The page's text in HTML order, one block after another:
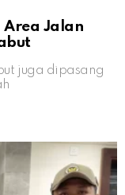
Area Jalan
juga dipasang